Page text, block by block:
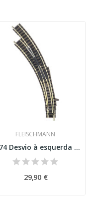
FLEISCHMANN
9174 Desvio à esquerda para mudar do raio R1...
29,90 €